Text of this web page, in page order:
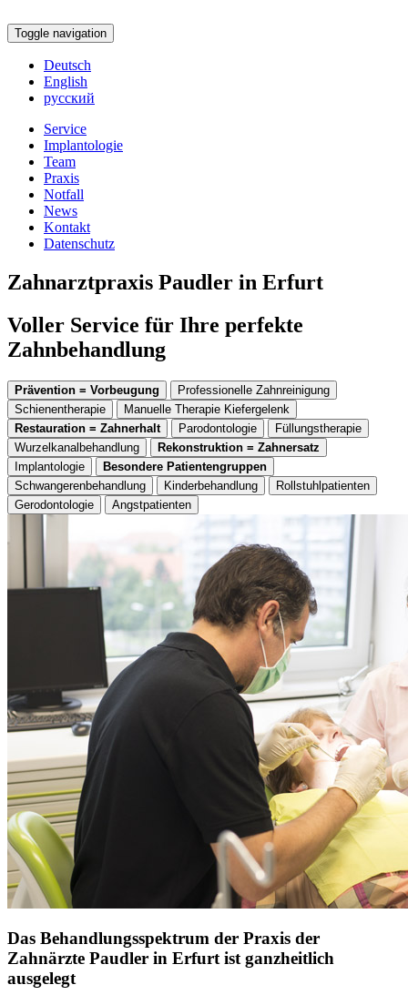
Toggle navigation
Deutsch
English
русский
Service
Implantologie
Team
Praxis
Notfall
News
Kontakt
Datenschutz
Zahnarztpraxis Paudler in Erfurt
Voller Service für Ihre perfekte
Zahnbehandlung
Prävention = Vorbeugung
Professionelle Zahnreinigung
Schienentherapie
Manuelle Therapie Kiefergelenk
Restauration = Zahnerhalt
Parodontologie
Füllungstherapie
Wurzelkanalbehandlung
Rekonstruktion = Zahnersatz
Implantologie
Besondere Patientengruppen
Schwangerenbehandlung
Kinderbehandlung
Rollstuhlpatienten
Gerodontologie
Angstpatienten
Das Behandlungsspektrum der Praxis der
Zahnärzte Paudler in Erfurt ist ganzheitlich
ausgelegt